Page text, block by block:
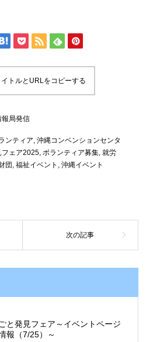
トルとURLをコピーする
報局発信
ンティア, 沖縄コンベンションセンタ
フェア2025, ボランティア募集, 就労
団 , 福祉イベント , 沖縄イベント
と発見フェア～イベントページ
報（7/25）～